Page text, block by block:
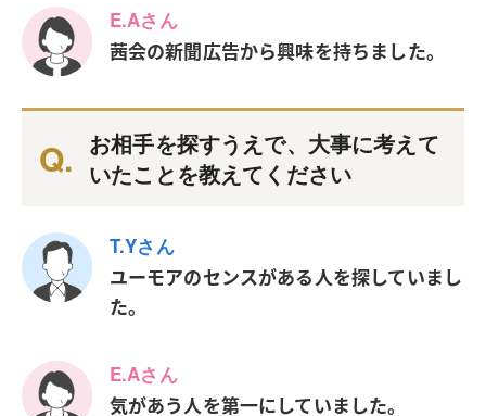
E.Aさん
茜会の新聞広告から興味を持ちました。
お相手を探すうえで、大事に考えて
いたことを教えてください
T.Yさん
ユーモアのセンスがある人を探していまし
た。
E.Aさん
気があう人を第一にしていました。